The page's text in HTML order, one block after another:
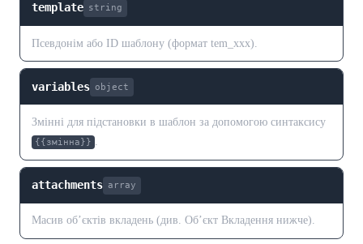
template string
Псевдонім або ID шаблону (формат tem_xxx).
variables object
Змінні для підстановки в шаблон за допомогою синтаксису
{{змінна}} .
attachments array
Масив об’єктів вкладень (див. Об’єкт Вкладення нижче).